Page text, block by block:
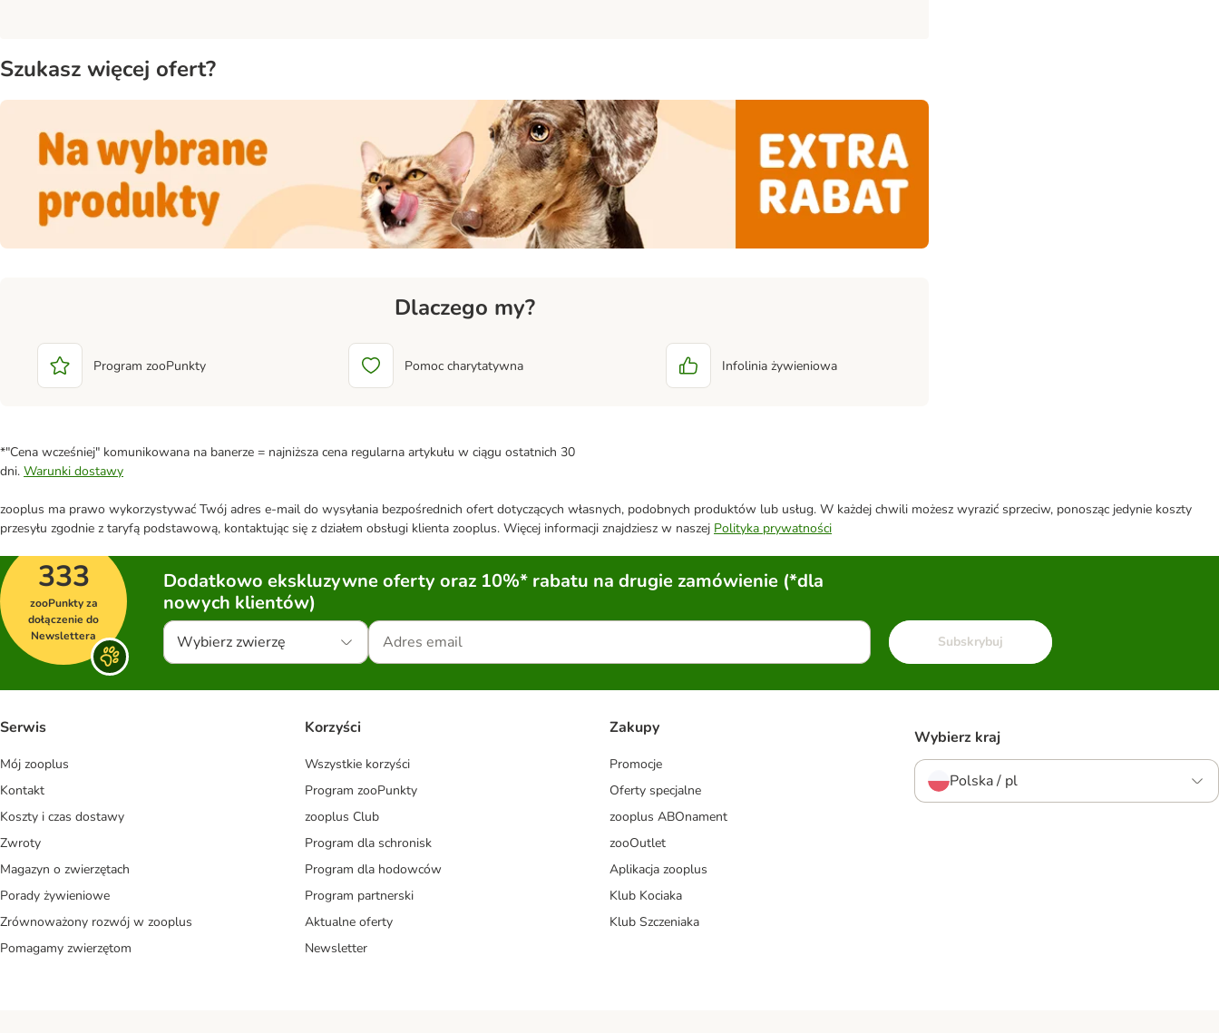
Szukasz więcej ofert?
Dlaczego my?
Program zooPunkty Pomoc charytatywna Infolinia żywieniowa
*"Cena wcześniej" komunikowana na banerze = najniższa cena regularna artykułu w ciągu ostatnich 30
dni. Warunki dostawy
zooplus ma prawo wykorzystywać Twój adres e-mail do wysyłania bezpośrednich ofert dotyczących własnych, podobnych produktów lub usług. W każdej chwili możesz wyrazić sprzeciw, ponosząc jedynie koszty
przesyłu zgodnie z taryfą podstawową, kontaktując się z działem obsługi klienta zooplus. Więcej informacji znajdziesz w naszej Polityka prywatności
333
zooPunkty za
dołączenie do
Newslettera
Dodatkowo ekskluzywne oferty oraz 10%* rabatu na drugie zamówienie (*dla
nowych klientów)
Wybierz zwierzę Subskrybuj
Serwis
Mój zooplus
Kontakt
Koszty i czas dostawy
Zwroty
Magazyn o zwierzętach
Porady żywieniowe
Zrównoważony rozwój w zooplus
Pomagamy zwierzętom
Korzyści
Wszystkie korzyści
Program zooPunkty
zooplus Club
Program dla schronisk
Program dla hodowców
Program partnerski
Aktualne oferty
Newsletter
Zakupy
Promocje
Oferty specjalne
zooplus ABOnament
zooOutlet
Aplikacja zooplus
Klub Kociaka
Klub Szczeniaka
Wybierz kraj
Polska / pl